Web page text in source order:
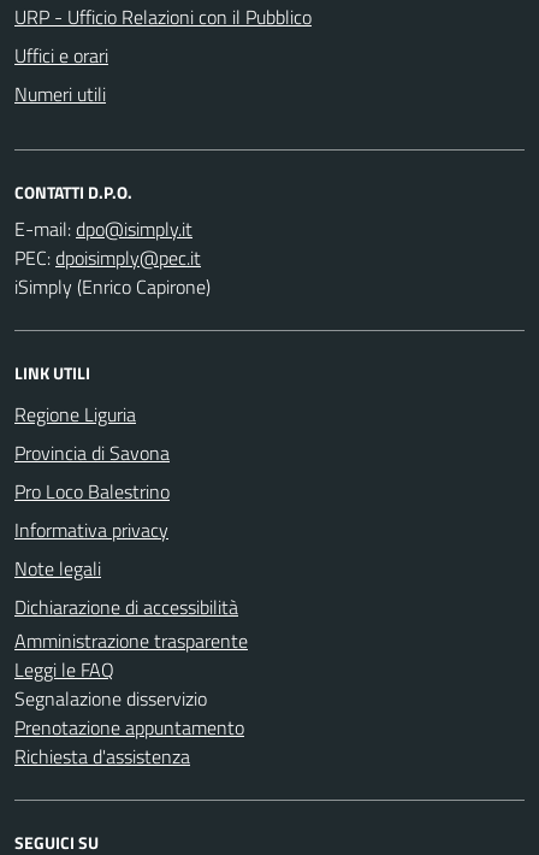
URP - Ufficio Relazioni con il Pubblico
Uffici e orari
Numeri utili
CONTATTI D.P.O.
E-mail:
PEC:
iSimply (Enrico Capirone)
LINK UTILI
Regione Liguria
Provincia di Savona
Pro Loco Balestrino
Informativa privacy
Note legali
Dichiarazione di accessibilità
Amministrazione trasparente
Leggi le FAQ
Segnalazione disservizio
Prenotazione appuntamento
Richiesta d'assistenza
SEGUICI SU